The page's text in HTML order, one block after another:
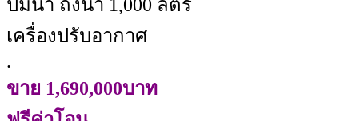
ปั้มน้ำ ถังน้ำ 1,000 ลิตร
เครื่องปรับอากาศ
.
ขาย 1,690,000บาท